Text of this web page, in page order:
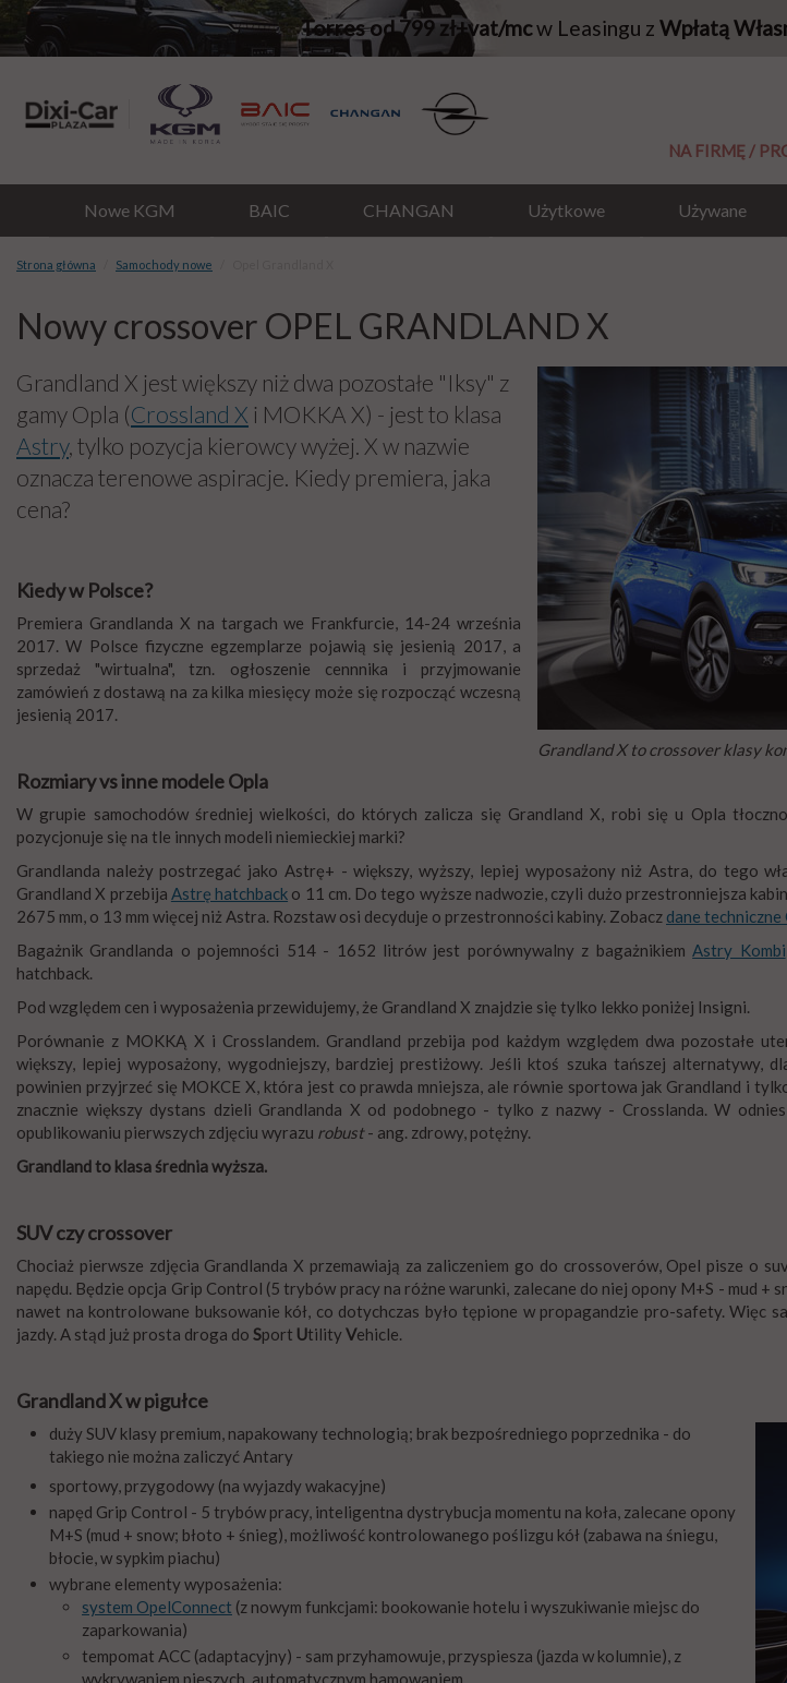
Torres od 799 zł+vat/mcw Leasingu z Wpłatą
NA FIRMĘ /
Nowe KGM BAIC CHANGAN Użytkowe Używane
Strona główna Samochody nowe
Nowy crossover OPEL GRANDLAND X
Grandland X to crossover klasy
Grandland X jest większy niż dwa pozostałe "Iksy" z
gamy Opla (Crossland X i MOKKA X) - jest to klasa
Astry, tylko pozycja kierowcy wyżej. X w nazwie
oznacza terenowe aspiracje. Kiedy premiera, jaka
cena?
Kiedy w Polsce?
Premiera Grandlanda X na targach we Frankfurcie, 14-24 września
2017. W Polsce fizyczne egzemplarze pojawią się jesienią 2017, a
sprzedaż "wirtualna", tzn. ogłoszenie cennnika i przyjmowanie
zamówień z dostawą na za kilka miesięcy może się rozpocząć wczesną
jesienią 2017.
Rozmiary vs inne modele Opla
W grupie samochodów średniej wielkości, do których zalicza się Grandland X, robi się u Opla
pozycjonuje się na tle innych modeli niemieckiej marki?
Grandlanda należy postrzegać jako Astrę+ - większy, wyższy, lepiej wyposażony niż Astra, do tego
Grandland X przebija Astrę hatchback o 11 cm. Do tego wyższe nadwozie, czyli dużo przestronniejsza
2675 mm, o 13 mm więcej niż Astra. Rozstaw osi decyduje o przestronności kabiny. Zobacz dane techniczne
Bagażnik Grandlanda o pojemności 514 - 1652 litrów jest porównywalny z bagażnikiemAstry Kombi
hatchback.
Pod względem cen i wyposażenia przewidujemy, że Grandland X znajdzie się tylko lekko poniżej Insigni.
Porównanie z MOKKĄ X i Crosslandem. Grandland przebija pod każdym względem dwa pozostałe
większy, lepiej wyposażony, wygodniejszy, bardziej prestiżowy. Jeśli ktoś szuka tańszej alternatywy,
powinien przyjrzeć się MOKCE X, która jest co prawda mniejsza, ale równie sportowa jak Grandland i
znacznie większy dystans dzieli Grandlanda X od podobnego - tylko z nazwy - Crosslanda. W
opublikowaniu pierwszych zdjęciu wyrazu robust- ang. zdrowy, potężny.
Grandland to klasa średnia wyższa.
SUV czy crossover
Chociaż pierwsze zdjęcia Grandlanda X przemawiają za zaliczeniem go do crossoverów, Opel pisze o
napędu. Będzie opcja Grip Control (5 trybów pracy na różne warunki, zalecane do niej opony M+S - mud +
nawet na kontrolowane buksowanie kół, co dotychczas było tępione w propagandzie pro-safety. Więc
jazdy. A stąd już prosta droga do Sport Utility Vehicle.
Grandland X w pigułce
duży SUV klasy premium, napakowany technologią; brak bezpośredniego poprzednika - do
takiego nie można zaliczyć Antary
sportowy, przygodowy (na wyjazdy wakacyjne)
napęd Grip Control - 5 trybów pracy, inteligentna dystrybucja momentu na koła, zalecane opony
M+S (mud + snow; błoto + śnieg), możliwość kontrolowanego poślizgu kół (zabawa na śniegu,
błocie, w sypkim piachu)
wybrane elementy wyposażenia:
system OpelConnect (z nowym funkcjami: bookowanie hotelu i wyszukiwanie miejsc do
zaparkowania)
tempomat ACC (adaptacyjny) - sam przyhamowuje, przyspiesza (jazda w kolumnie), z
wykrywaniem pieszych, automatycznym hamowaniem